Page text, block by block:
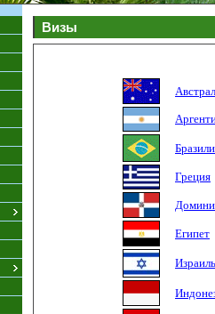
Визы
Греция
Египет
Израиль